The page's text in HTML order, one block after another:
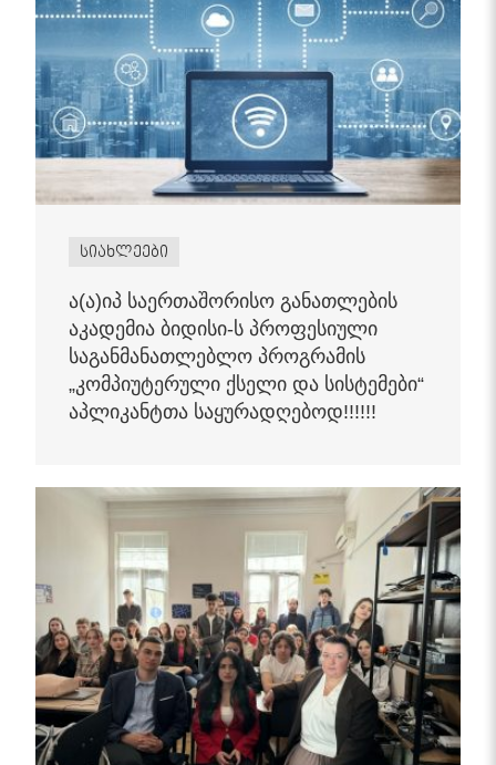
სიახლეები
ა(ა)იპ საერთაშორისო განათლების
აკადემია ბიდისი-ს პროფესიული
საგანმანათლებლო პროგრამის
„კომპიუტერული ქსელი და სისტემები“
აპლიკანტთა საყურადღებოდ!!!!!!